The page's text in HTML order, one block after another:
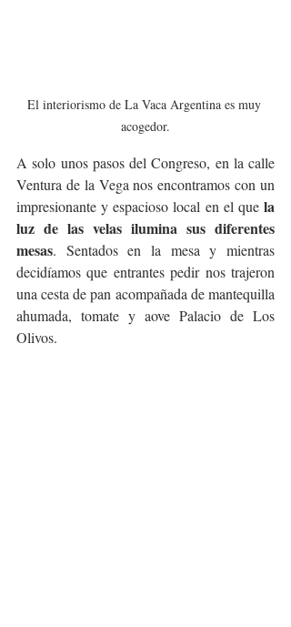
El interiorismo de La Vaca Argentina es muy
acogedor.
A solo unos pasos del Congreso, en la calle
Ventura de la Vega nos encontramos con un
impresionante y espacioso local en el que la
luz de las velas ilumina sus diferentes
mesas. Sentados en la mesa y mientras
decidíamos que entrantes pedir nos trajeron
una cesta de pan acompañada de mantequilla
ahumada, tomate y aove Palacio de Los
Olivos.